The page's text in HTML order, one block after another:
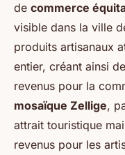
de commerce
visible dans la ville
produits artisanaux
entier, créant ainsi
revenus pour la
mosaïque Zellige,
attrait touristique
revenus pour les